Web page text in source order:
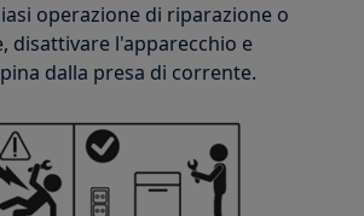
operazione di riparazione o
disattivare l'apparecchio e
dalla presa di corrente.